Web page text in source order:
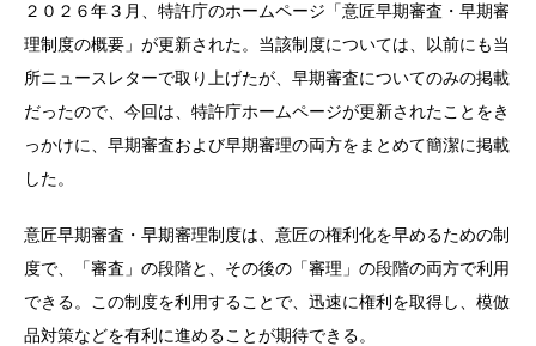
２０２６年３⽉、特許庁のホームページ「意匠早期審査・早期審
理制度の概要」が更新された。当該制度については、以前にも当
所ニュースレターで取り上げたが、早期審査についてのみの掲載
だったので、今回は、特許庁ホームページが更新されたことをき
っかけに、早期審査および早期審理の両方をまとめて簡潔に掲載
した。
意匠早期審査・早期審理制度は、意匠の権利化を早めるための制
度で、「審査」の段階と、その後の「審理」の段階の両方で利用
できる。この制度を利用することで、迅速に権利を取得し、模倣
品対策などを有利に進めることが期待できる。